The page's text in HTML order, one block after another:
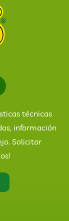
técnicas
información
Solicitar